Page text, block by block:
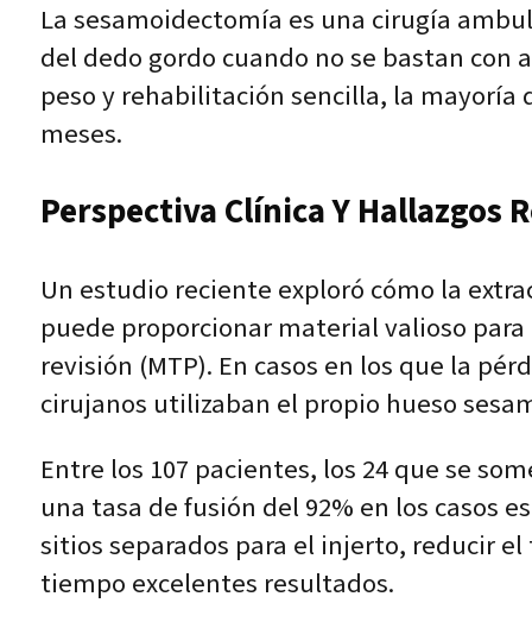
La sesamoidectomía es una cirugía
del dedo gordo cuando no se bastan con
peso y rehabilitación sencilla, la mayoría
meses.
Perspectiva Clínica Y Hallazgos
Un estudio reciente exploró cómo la
puede proporcionar material valioso
revisión (MTP). En casos en los que la
cirujanos utilizaban el propio hueso
Entre los 107 pacientes, los 24 que se
una tasa de fusión del 92% en los casos
sitios separados para el injerto, reducir
tiempo excelentes resultados.